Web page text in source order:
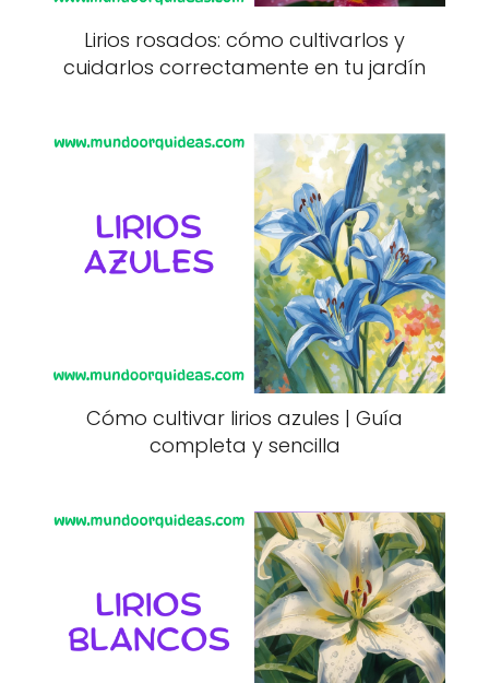
Lirios rosados: cómo cultivarlos y
cuidarlos correctamente en tu jardín
Cómo cultivar lirios azules | Guía
completa y sencilla